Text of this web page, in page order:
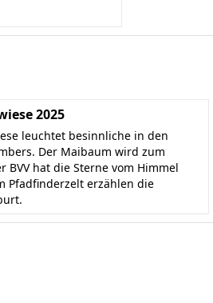
2025
leuchtet besinnliche in den
Der Maibaum wird zum
BVV hat die Sterne vom Himmel
Pfadfinderzelt erzählen die